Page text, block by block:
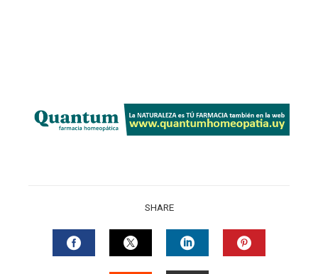
SHARE
FACEBOOKTWITTERLINKEDIN